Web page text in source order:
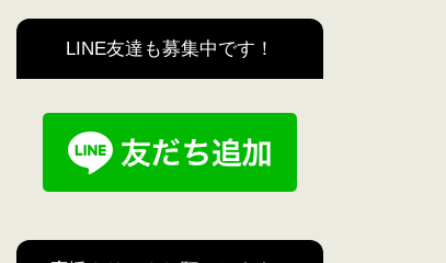
LINE友達も募集中です！